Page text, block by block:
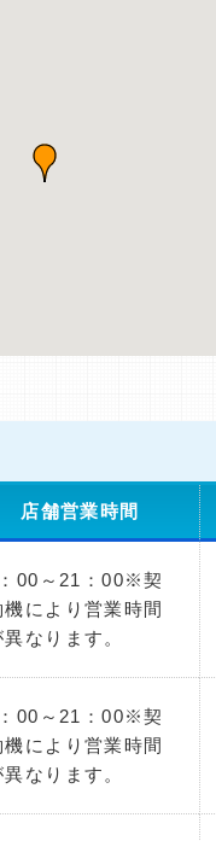
店舗営業時間
00～21：00※契
機により営業時間
異なります。
00～21：00※契
機により営業時間
異なります。